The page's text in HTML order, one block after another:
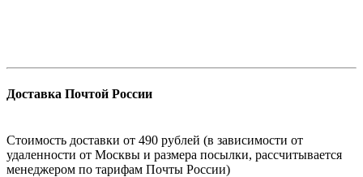
Доставка Почтой России
Стоимость доставки от 490 рублей (в зависимости от
удаленности от Москвы и размера посылки, рассчитывается
менеджером по тарифам Почты России)